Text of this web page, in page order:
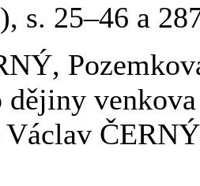
s. 25–46 a
dějiny
Václav